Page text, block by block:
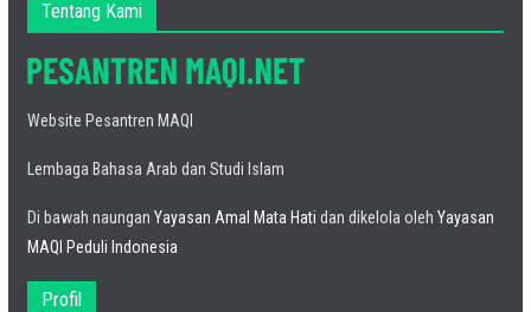
Tentang Kami
Website Pesantren MAQI
Lembaga Bahasa Arab dan Studi Islam
Di bawah naungan Yayasan Amal Mata Hati dan dikelola oleh Yayasan
MAQI Peduli Indonesia
Profil